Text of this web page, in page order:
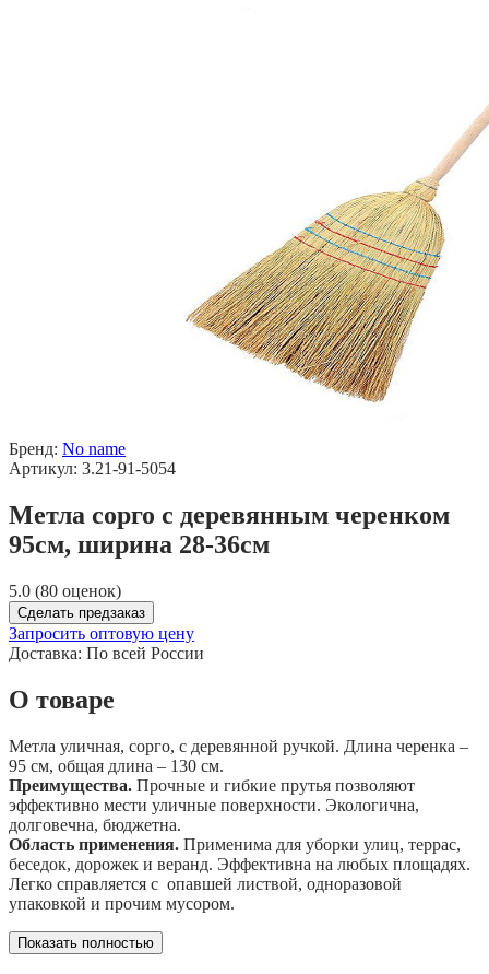
Бренд: No name
Артикул: 3.21-91-5054
Метла сорго с деревянным черенком
95см, ширина 28-36см
5.0 (80 оценок)
Сделать предзаказ
Запросить оптовую цену
Доставка: По всей России
О товаре
Метла уличная, сорго, с деревянной ручкой. Длина черенка –
95 см, общая длина – 130 см.
Преимущества. Прочные и гибкие прутья позволяют
эффективно мести уличные поверхности. Экологична,
долговечна, бюджетна.
Область применения. Применима для уборки улиц, террас,
беседок, дорожек и веранд. Эффективна на любых площадях.
Легко справляется с опавшей листвой, одноразовой
упаковкой и прочим мусором.
Показать полностью